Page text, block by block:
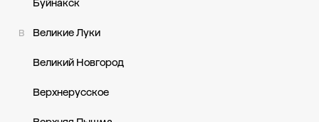
Буйнакск
В Великие Луки
Великий Новгород
Верхнерусское